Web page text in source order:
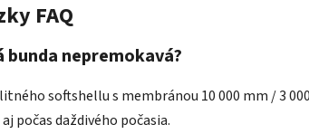
FAQ
nepremokavá?
softshellu s membránou 10 000 mm / 3
počas daždivého počasia.